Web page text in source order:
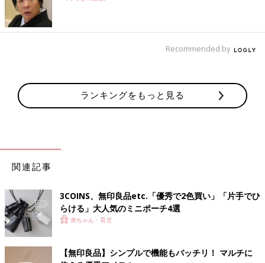
Recommended by
ランキングをもっと見る
関連記事
3COINS、無印良品etc.「優秀で2色買い」「片手でひ
らける」大人気のミニポーチ4選
赤ちゃん・育児
【無印良品】シンプルで機能もバッチリ！ マルチに